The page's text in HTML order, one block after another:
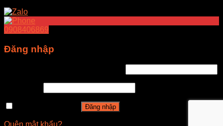
0908406869
Đăng nhập
Đăng nhập
Quên mật khẩu?